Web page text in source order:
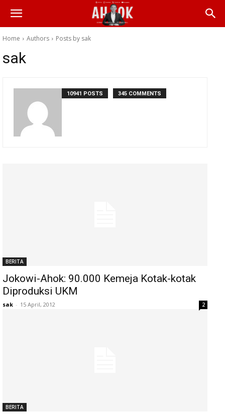
Home Authors Posts by sak
sak
10941 POSTS 345 COMMENTS
BERITA
Jokowi-Ahok: 90.000 Kemeja Kotak-kotak
Diproduksi UKM
sak - 15 April, 2012 2
BERITA